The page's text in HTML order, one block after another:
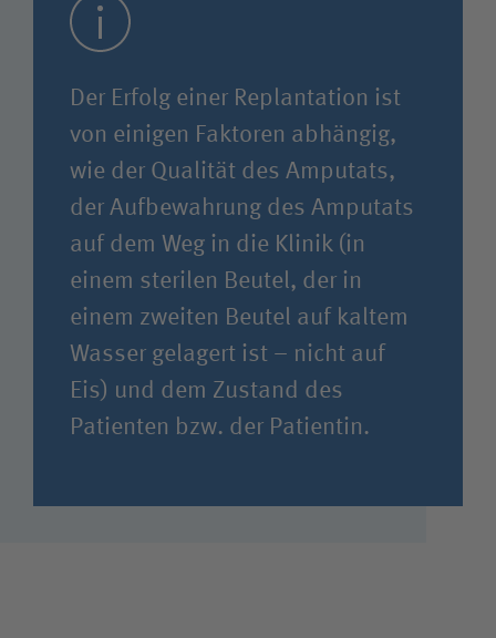
Der Erfolg einer Replantation ist
von einigen Faktoren abhängig,
wie der Qualität des Amputats,
der Aufbewahrung des Amputats
auf dem Weg in die Klinik (in
einem sterilen Beutel, der in
einem zweiten Beutel auf kaltem
Wasser gelagert ist – nicht auf
Eis) und dem Zustand des
Patienten bzw. der Patientin.